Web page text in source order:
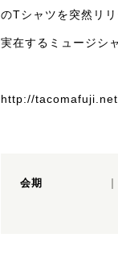
のTシャツを突然リリ
実在するミュージシ
http://
会期